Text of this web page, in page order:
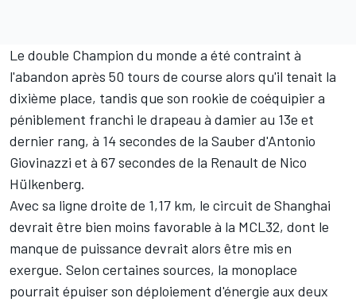
Le double Champion du monde a été contraint à
l'abandon après 50 tours de course alors qu'il tenait la
dixième place, tandis que son rookie de coéquipier a
péniblement franchi le drapeau à damier au 13e et
dernier rang, à 14 secondes de la Sauber d'Antonio
Giovinazzi et à 67 secondes de la Renault de Nico
Hülkenberg.
Avec sa ligne droite de 1,17 km, le circuit de Shanghai
devrait être bien moins favorable à la MCL32, dont le
manque de puissance devrait alors être mis en
exergue. Selon certaines sources, la monoplace
pourrait épuiser son déploiement d'énergie aux deux